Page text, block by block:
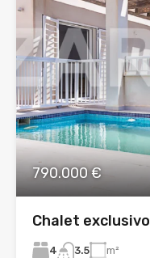
790.000 €
Chalet exclusivo
4 3.5 m²